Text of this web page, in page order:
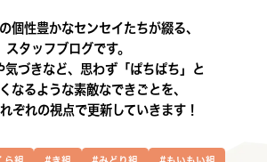
個性豊かなセンセイたちが綴る、
スタッフブログです。
気づきなど、思わず「ぱちぱち」と
なるような素敵なできごとを、
ぞれの視点で更新していきます！
ら組 #き組 #みどり組 #もいもい組